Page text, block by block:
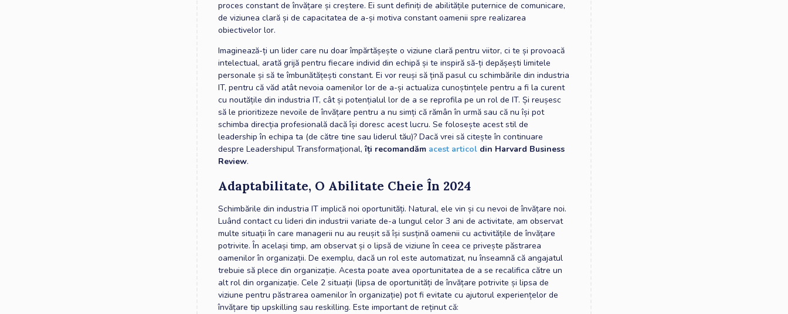
proces constant de învățare și creștere. Ei sunt definiți de abilitățile puternice de comunicare,
de viziunea clară și de capacitatea de a-și motiva constant oamenii spre realizarea
obiectivelor lor.
Imaginează-ți un lider care nu doar împărtășește o viziune clară pentru viitor, ci te și provoacă
intelectual, arată grijă pentru fiecare individ din echipă și te inspiră să-ți depășești limitele
personale și să te îmbunătățești constant. Ei vor reuși să țină pasul cu schimbările din industria
IT, pentru că văd atât nevoia oamenilor lor de a-și actualiza cunoștințele pentru a fi la curent
cu noutățile din industria IT, cât și potențialul lor de a se reprofila pe un rol de IT. Și reușesc
să le prioritizeze nevoile de învățare pentru a nu simți că rămân în urmă sau că nu își pot
schimba direcția profesională dacă își doresc acest lucru. Se folosește acest stil de
leadership în echipa ta (de către tine sau liderul tău)? Dacă vrei să citește în continuare
despre Leadershipul Transformațional, îți recomandăm acest articol din Harvard Business
Review.
Adaptabilitate, O Abilitate Cheie În 2024
Schimbările din industria IT implică noi oportunități. Natural, ele vin și cu nevoi de învățare noi.
Luând contact cu lideri din industrii variate de-a lungul celor 3 ani de activitate, am observat
multe situații în care managerii nu au reușit să își susțină oamenii cu activitățile de învățare
potrivite. În același timp, am observat și o lipsă de viziune în ceea ce privește păstrarea
oamenilor în organizații. De exemplu, dacă un rol este automatizat, nu înseamnă că angajatul
trebuie să plece din organizație. Acesta poate avea oportunitatea de a se recalifica către un
alt rol din organizație. Cele 2 situații (lipsa de oportunități de învățare potrivite și lipsa de
viziune pentru păstrarea oamenilor în organizație) pot fi evitate cu ajutorul experiențelor de
învățare tip upskilling sau reskilling. Este important de reținut că: